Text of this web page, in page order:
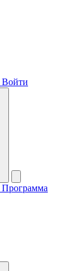
Войти
Программа